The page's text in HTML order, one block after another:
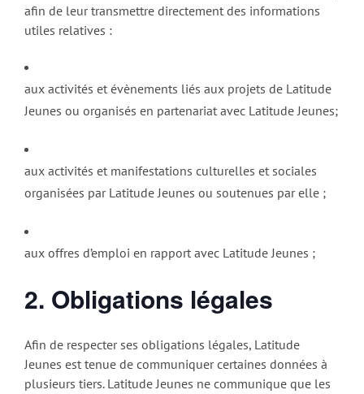
afin de leur transmettre directement des informations
utiles relatives :
aux activités et évènements liés aux projets de Latitude
Jeunes ou organisés en partenariat avec Latitude Jeunes;
aux activités et manifestations culturelles et sociales
organisées par Latitude Jeunes ou soutenues par elle ;
aux offres d’emploi en rapport avec Latitude Jeunes ;
2. Obligations légales
Afin de respecter ses obligations légales, Latitude
Jeunes est tenue de communiquer certaines données à
plusieurs tiers. Latitude Jeunes ne communique que les